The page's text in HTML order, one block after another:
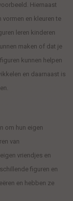
Hiernaast
en kleuren te
leren kinderen
maken of dat je
kunnen helpen
en daarnaast is
om hun eigen
van
vriendjes en
figuren en
en hebben ze